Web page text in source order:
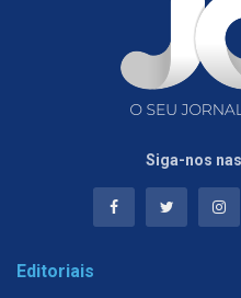
Siga-nos
Editoriais